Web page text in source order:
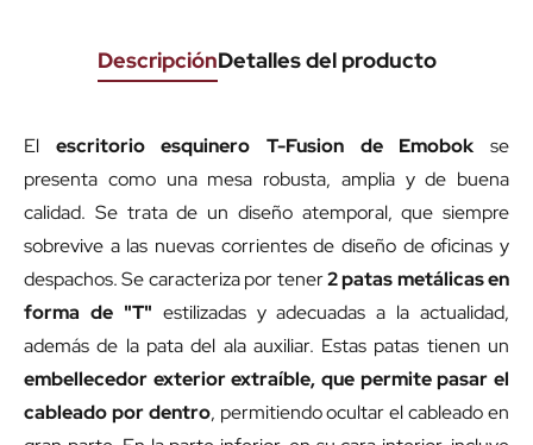
DescripciónDetalles del producto
El escritorio esquinero T-Fusion de Emobokse
presenta como una mesa robusta, amplia y de buena
calidad. Se trata de un diseño atemporal, que siempre
sobrevive a las nuevas corrientes de diseño de oficinas y
despachos. Se caracteriza por tener2 patas metálicas en
forma de "T" estilizadas y adecuadas a la actualidad,
además de la pata del ala auxiliar. Estas patas tienen un
embellecedor exterior extraíble, que permite pasar el
cableado por dentro, permitiendo ocultar el cableado en